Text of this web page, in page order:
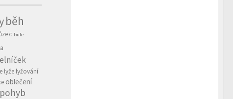
běh
Cibule
lyže lyžování
oblečení
pohyb